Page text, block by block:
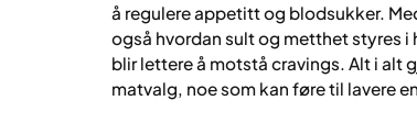
å regulere appetitt og blodsukker.
også hvordan sult og metthet styres
blir lettere å motstå cravings. Alt i alt
matvalg, noe som kan føre til lavere